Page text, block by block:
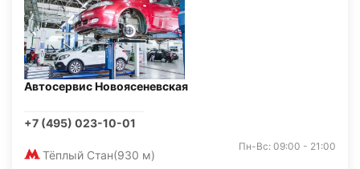
Автосервис Новоясеневская
+7 (495) 023-10-01
Тёплый Стан(930 м)
Пн-Вс: 09:00 - 21:00